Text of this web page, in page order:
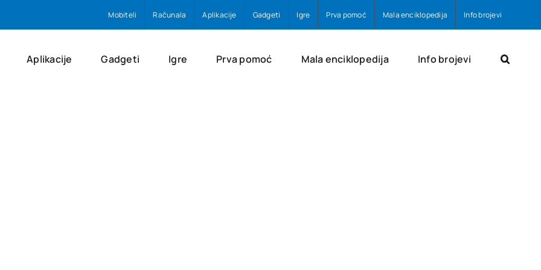
Mobiteli Računala Aplikacije Gadgeti Igre Prva pomoć Mala enciklopedija Info brojevi
Aplikacije Gadgeti Igre Prva pomoć Mala enciklopedija Info brojevi